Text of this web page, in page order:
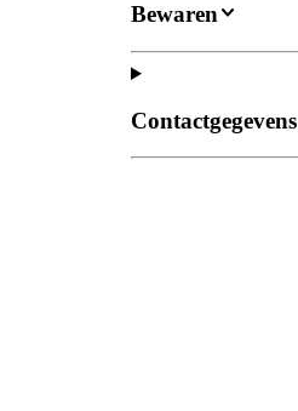
Bewaren
Contactgegevens